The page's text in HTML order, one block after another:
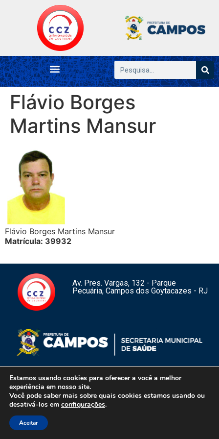
Flávio Borges
Martins Mansur
Flávio Borges Martins Mansur
Matrícula: 39932
Av. Pres. Vargas, 132 - Parque
Pecuária, Campos dos Goytacazes - RJ
Centro de Controle de Zoonoses de Campos dos Goytacazes – RJ –
Copyright 2026 – Todos os direitos reservados.
Estamos usando cookies para oferecer a você a melhor
experiência em nosso site.
Você pode saber mais sobre quais cookies estamos usando ou
desativá-los em configurações.
Aceitar
1